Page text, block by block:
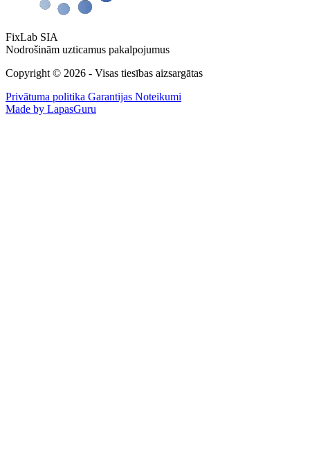
FixLab SIA
Nodrošinām uzticamus pakalpojumus
Copyright © 2026 - Visas tiesības aizsargātas
Privātuma politika Garantijas Noteikumi
Made by LapasGuru